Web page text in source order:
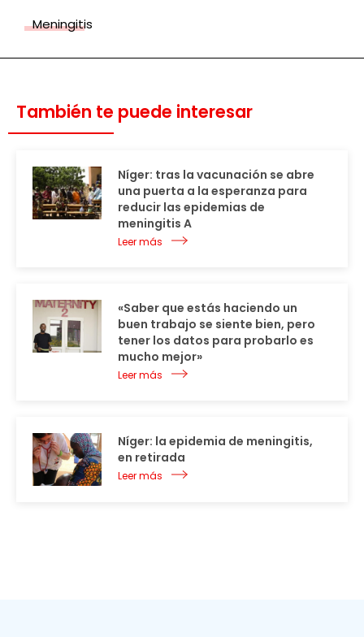
Meningitis
También te puede interesar
Níger: tras la vacunación se abre
una puerta a la esperanza para
reducir las epidemias de
meningitis A
Leer más
«Saber que estás haciendo un
buen trabajo se siente bien, pero
tener los datos para probarlo es
mucho mejor»
Leer más
Níger: la epidemia de meningitis,
en retirada
Leer más